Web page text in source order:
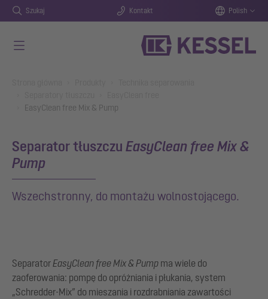
Szukaj Kontakt Polish
EasyClean free Mix & Pump
Separator tłuszczu EasyClean free Mix &
Pump
Wszechstronny, do montażu wolnostojącego.
SeparatorEasyClean free Mix & Pump ma wiele do
zaoferowania: pompę do opróżniania i płukania, system
„Schredder-Mix” do mieszania i rozdrabniania zawartości